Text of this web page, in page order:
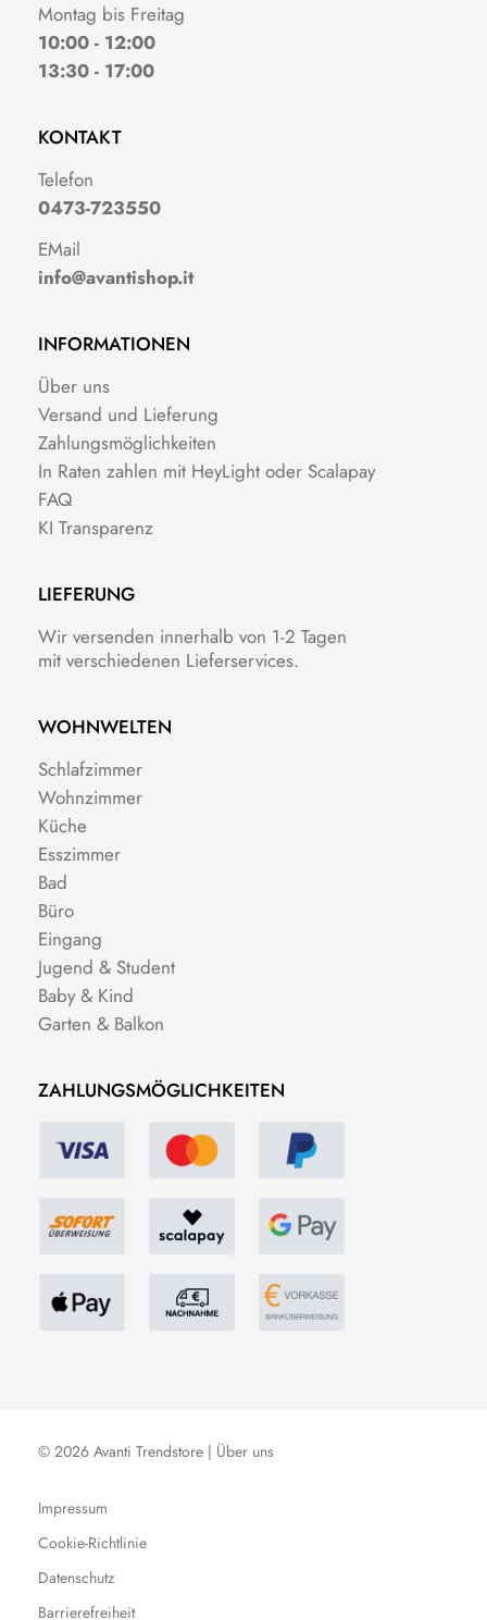
Montag bis Freitag
10:00 - 12:00
13:30 - 17:00
KONTAKT
Telefon
0473-723550
EMail
info@avantishop.it
INFORMATIONEN
Über uns
Versand und Lieferung
Zahlungsmöglichkeiten
In Raten zahlen mit HeyLight oder Scalapay
FAQ
KI Transparenz
LIEFERUNG
Wir versenden innerhalb von 1-2 Tagen
mit verschiedenen Lieferservices.
WOHNWELTEN
Schlafzimmer
Wohnzimmer
Küche
Esszimmer
Bad
Büro
Eingang
Jugend & Student
Baby & Kind
Garten & Balkon
ZAHLUNGSMÖGLICHKEITEN
© 2026 Avanti Trendstore | Über uns
Impressum
Cookie-Richtlinie
Datenschutz
Barrierefreiheit